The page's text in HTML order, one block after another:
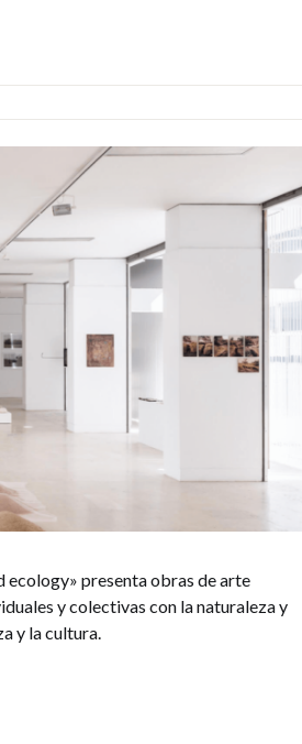
ecology» presenta obras de arte
y colectivas con la naturaleza y
y la cultura.